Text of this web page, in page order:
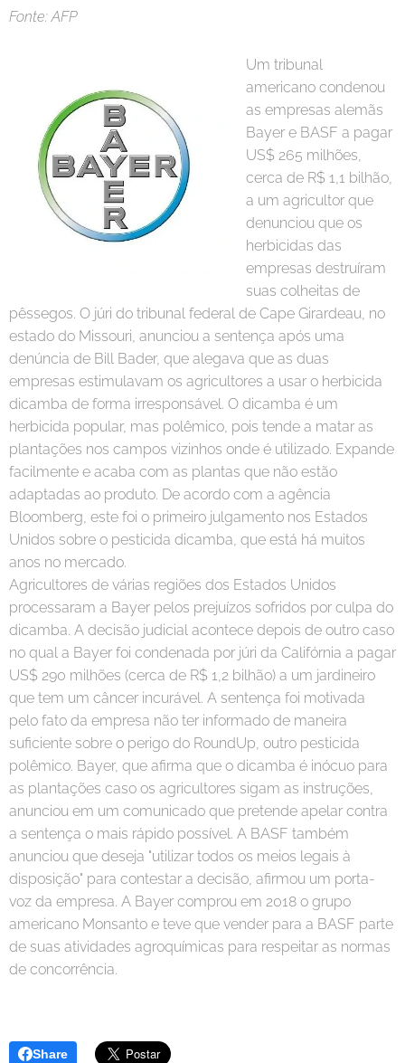
Fonte: AFP
Um tribunal
americano condenou
as empresas alemãs
Bayer e BASF a pagar
US$ 265 milhões,
cerca de R$ 1,1 bilhão,
a um agricultor que
denunciou que os
herbicidas das
empresas destruíram
suas colheitas de
pêssegos. O júri do tribunal federal de Cape Girardeau, no
estado do Missouri, anunciou a sentença após uma
denúncia de Bill Bader, que alegava que as duas
empresas estimulavam os agricultores a usar o herbicida
dicamba de forma irresponsável. O dicamba é um
herbicida popular, mas polêmico, pois tende a matar as
plantações nos campos vizinhos onde é utilizado. Expande
facilmente e acaba com as plantas que não estão
adaptadas ao produto. De acordo com a agência
Bloomberg, este foi o primeiro julgamento nos Estados
Unidos sobre o pesticida dicamba, que está há muitos
anos no mercado.
Agricultores de várias regiões dos Estados Unidos
processaram a Bayer pelos prejuízos sofridos por culpa do
dicamba. A decisão judicial acontece depois de outro caso
no qual a Bayer foi condenada por júri da Califórnia a pagar
US$ 290 milhões (cerca de R$ 1,2 bilhão) a um jardineiro
que tem um câncer incurável. A sentença foi motivada
pelo fato da empresa não ter informado de maneira
suficiente sobre o perigo do RoundUp, outro pesticida
polêmico. Bayer, que afirma que o dicamba é inócuo para
as plantações caso os agricultores sigam as instruções,
anunciou em um comunicado que pretende apelar contra
a sentença o mais rápido possível. A BASF também
anunciou que deseja "utilizar todos os meios legais à
disposição" para contestar a decisão, afirmou um porta-
voz da empresa. A Bayer comprou em 2018 o grupo
americano Monsanto e teve que vender para a BASF parte
de suas atividades agroquímicas para respeitar as normas
de concorrência.
Share